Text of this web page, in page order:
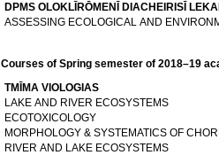
DPMS OLOKLĪRŌMENĪ DIACΗEIRISĪ
ASSESSING ECOLOGICAL AND
Courses of Spring semester of 2018–19
TMĪMA VIOLOGIAS
LAKE AND RIVER ECOSYSTEMS
ECOTOXICOLOGY
MORPHOLOGY & SYSTEMATICS OF
RIVER AND LAKE ECOSYSTEMS